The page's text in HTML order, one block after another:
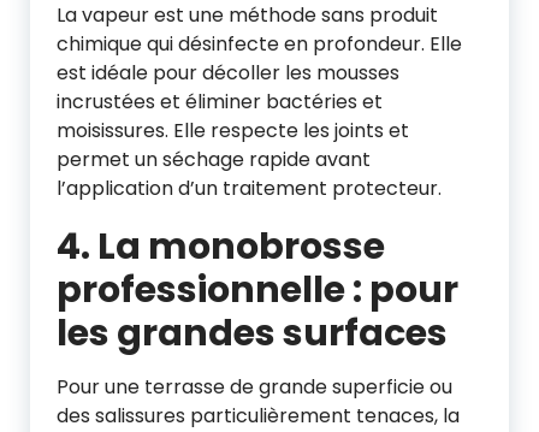
La vapeur est une méthode sans produit
chimique qui désinfecte en profondeur. Elle
est idéale pour décoller les mousses
incrustées et éliminer bactéries et
moisissures. Elle respecte les joints et
permet un séchage rapide avant
l’application d’un traitement protecteur.
4. La monobrosse
professionnelle : pour
les grandes surfaces
Pour une terrasse de grande superficie ou
des salissures particulièrement tenaces, la